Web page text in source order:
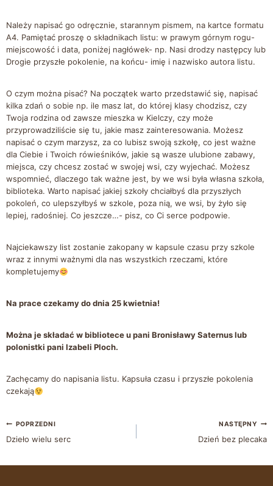
Należy napisać go odręcznie, starannym pismem, na kartce formatu
A4. Pamiętać proszę o składnikach listu: w prawym górnym rogu-
miejscowość i data, poniżej nagłówek- np. Nasi drodzy następcy lub
Drogie przyszłe pokolenie, na końcu- imię i nazwisko autora listu.
O czym można pisać? Na początek warto przedstawić się, napisać
kilka zdań o sobie np. ile masz lat, do której klasy chodzisz, czy
Twoja rodzina od zawsze mieszka w Kielczy, czy może
przyprowadziliście się tu, jakie masz zainteresowania. Możesz
napisać o czym marzysz, za co lubisz swoją szkołę, co jest ważne
dla Ciebie i Twoich rówieśników, jakie są wasze ulubione zabawy,
miejsca, czy chcesz zostać w swojej wsi, czy wyjechać. Możesz
wspomnieć, dlaczego tak ważne jest, by we wsi była własna szkoła,
biblioteka. Warto napisać jakiej szkoły chciałbyś dla przyszłych
pokoleń, co ulepszyłbyś w szkole, poza nią, we wsi, by żyło się
lepiej, radośniej. Co jeszcze…- pisz, co Ci serce podpowie.
Najciekawszy list zostanie zakopany w kapsule czasu przy szkole
wraz z innymi ważnymi dla nas wszystkich rzeczami, które
kompletujemy
Na prace czekamy do dnia 25 kwietnia!
Można je składać w bibliotece u pani Bronisławy Saternus lub
polonistki pani Izabeli Ploch.
Zachęcamy do napisania listu. Kapsuła czasu i przyszłe pokolenia
czekają
POPRZEDNI
Dzieło wielu serc
NASTĘPNY
Dzień bez plecaka